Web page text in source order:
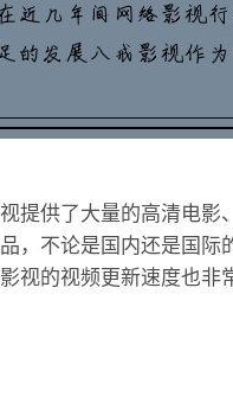
提供了大量的高清电
，不论是国内还是国
视的视频更新速度也